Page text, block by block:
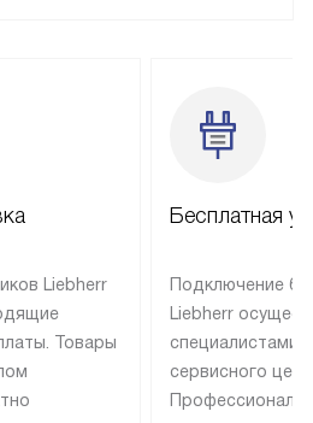
Liebherr
Товары
Бесплатная
Подключение
Liebherr
специалистами
сервисного